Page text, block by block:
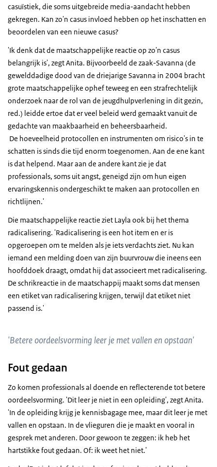
casuïstiek, die soms uitgebreide media-aandacht hebben
gekregen. Kan zo'n casus invloed hebben op het inschatten en
beoordelen van een nieuwe casus?
'Ik denk dat de maatschappelijke reactie op zo'n casus
belangrijk is', zegt Anita. Bijvoorbeeld de zaak-Savanna (de
gewelddadige dood van de driejarige Savanna in 2004 bracht
grote maatschappelijke ophef teweeg en een strafrechtelijk
onderzoek naar de rol van de jeugdhulpverlening in dit gezin,
red.) leidde ertoe dat er veel beleid werd gemaakt vanuit de
gedachte van maakbaarheid en beheersbaarheid.
De hoeveelheid protocollen en instrumenten om risico's in te
schatten is sinds die tijd enorm toegenomen. Aan de ene kant
is dat helpend. Maar aan de andere kant zie je dat
professionals, soms uit angst, geneigd zijn om hun eigen
ervaringskennis ondergeschikt te maken aan protocollen en
richtlijnen.'
Die maatschappelijke reactie ziet Layla ook bij het thema
radicalisering. 'Radicalisering is een hot item en er is
opgeroepen om te melden als je iets verdachts ziet. Nu kan
iemand een melding doen van zijn buurvrouw die ineens een
hoofddoek draagt, omdat hij dat associeert met radicalisering.
De schrikreactie in de maatschappij maakt soms dat mensen
een etiket van radicalisering krijgen, terwijl dat etiket niet
passend is.'
'Betere oordeelsvorming leer je met vallen en opstaan'
Fout gedaan
Zo komen professionals al doende en reflecterende tot betere
oordeelsvorming. 'Dit leer je niet in een opleiding', zegt Anita.
'In de opleiding krijg je kennisbagage mee, maar dit leer je met
vallen en opstaan. In de vlieguren die je maakt en vooral in
gesprek met anderen. Door gewoon te zeggen: ik heb het
hartstikke fout gedaan. Of: ik weet het niet.'